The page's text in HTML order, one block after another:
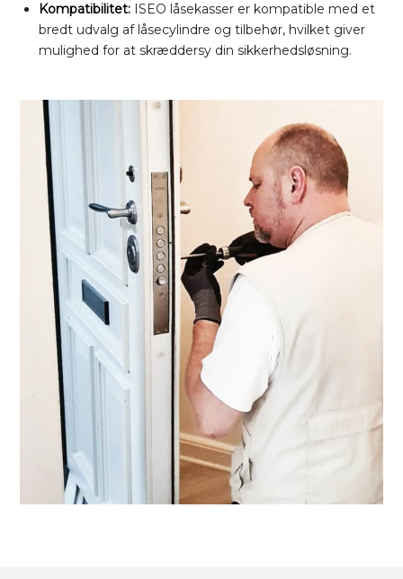
Kompatibilitet: ISEO låsekasser er kompatible med et
bredt udvalg af låsecylindre og tilbehør, hvilket giver
mulighed for at skræddersy din sikkerhedsløsning.